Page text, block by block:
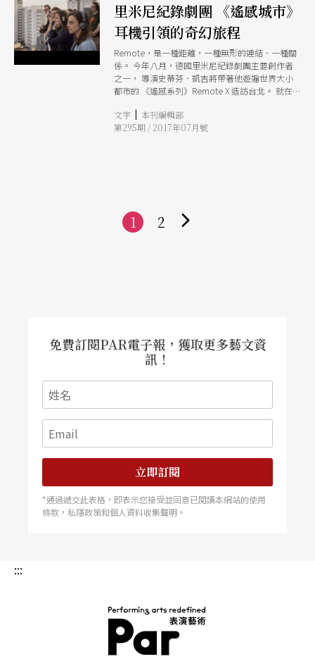
里米尼紀錄劇團 《遙感城市》
耳機引領的奇幻旅程
Remote，是一種距離，一種無形的連結、一種關
係。 今年八月，德國里米尼紀錄劇團主要創作者
之一， 導演史蒂芬．凱吉將帶著他遊遍世界大小
都市的 《遙感系列》Remote X 造訪台北。 就在
機、走上街頭、踏上旅程， 你們將成為城市中最
奇特的景象， 同時也看見城市中那些不同於你們
文字 | 本刊編輯部
第295期 / 2017年07月號
1 2
免費訂閱PAR電子報，獲取更多藝文資
訊！
立即訂閱
*通過遞交此表格，即表示您接受並同意已閱讀本網站的使用
條款，私隱政策和個人資料收集聲明。
:::